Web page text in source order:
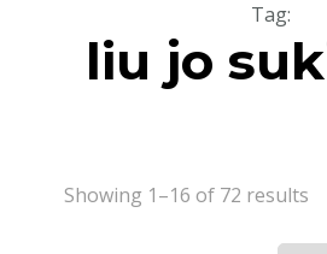
Tag:
liu jo
Showing 1–16 of 72 results